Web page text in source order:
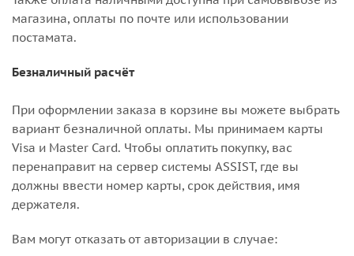
магазина, оплаты по почте или использовании
постамата.
Безналичный расчёт
При оформлении заказа в корзине вы можете выбрать
вариант безналичной оплаты. Мы принимаем карты
Visa и Master Card. Чтобы оплатить покупку, вас
перенаправит на сервер системы ASSIST, где вы
должны ввести номер карты, срок действия, имя
держателя.
Вам могут отказать от авторизации в случае: